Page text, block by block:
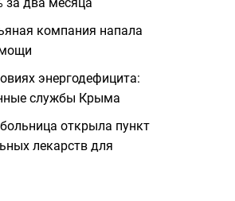
за два месяца
компания напала
энергодефицита:
службы Крыма
открыла пункт
лекарств для